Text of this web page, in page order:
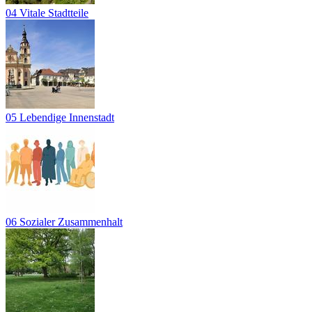
04 Vitale Stadtteile
05 Lebendige Innenstadt
06 Sozialer Zusammenhalt